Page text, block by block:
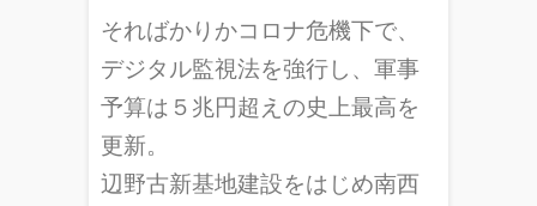
そればかりかコロナ危機下で、
デジタル監視法を強行し、軍事
予算は５兆円超えの史上最高を
更新。
辺野古新基地建設をはじめ南西